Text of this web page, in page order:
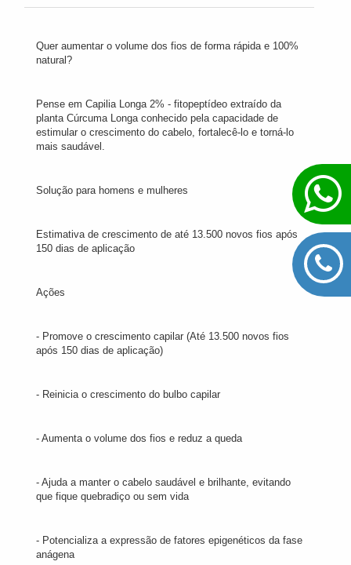
Quer aumentar o volume dos fios de forma rápida e 100%
natural?
Pense em Capilia Longa 2% - fitopeptídeo extraído da
planta Cúrcuma Longa conhecido pela capacidade de
estimular o crescimento do cabelo, fortalecê-lo e torná-lo
mais saudável.
Solução para homens e mulheres
Estimativa de crescimento de até 13.500 novos fios após
150 dias de aplicação
Ações
- Promove o crescimento capilar (Até 13.500 novos fios
após 150 dias de aplicação)
- Reinicia o crescimento do bulbo capilar
- Aumenta o volume dos fios e reduz a queda
- Ajuda a manter o cabelo saudável e brilhante, evitando
que fique quebradiço ou sem vida
- Potencializa a expressão de fatores epigenéticos da fase
anágena